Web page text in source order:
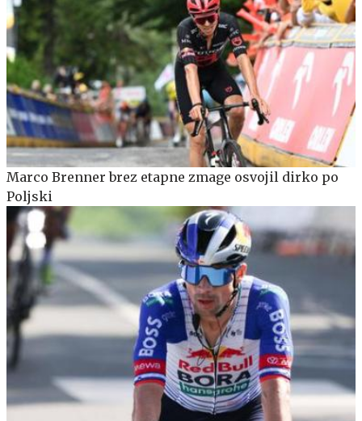
Marco Brenner brez etapne zmage osvojil dirko po
Poljski